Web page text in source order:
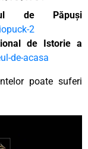
de Păpuși
2
de Istorie a
de-acasa
poate suferi